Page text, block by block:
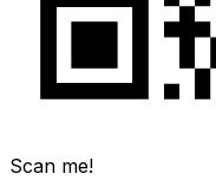
Scan me!